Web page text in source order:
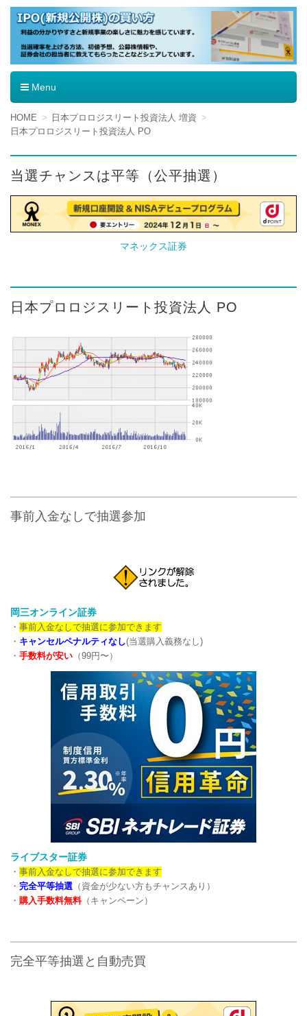
IPO（新規公開株）の買い方
Menu
コ
ン
ン
ツ
へ
移
動
HOME
日本プロロジスリート投資法人 増資
日本プロロジスリート投資法人 PO
当選チャンスは平等（公平抽選）
マネックス証券
日本プロロジスリート投資法人 PO
事前入金なしで抽選参加
岡三オンライン証券
・ 事前入金なしで抽選に参加できます
・ キャンセルペナルティなし(当選購入義務なし)
・ 手数料が安い （99円〜）
ライブスター証券
・ 事前入金なしで抽選に参加できます
・ 完全平等抽選 （資金が少ない方もチャンスあり）
・ 購入手数料無料（キャンペーン）
完全平等抽選と自動売買